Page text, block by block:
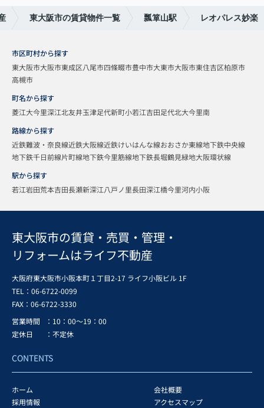
東大阪市の賃貸物件一覧 瓢箪山駅 レオパレス妙楽
市区町村から探す
東大阪市大阪市東成区八尾市四條畷市豊中市大東市大阪市東住吉区柏原市
高槻市
町名から探す
菱江大今里深江北友井玉津足代新町小若江吉田足代北大今里南
路線から探す
近鉄難波・奈良線近鉄大阪線近鉄けいはんな線おおさか東線地下鉄中央線
地下鉄千日前線片町線地下鉄今里筋線地下鉄長堀鶴見緑地大阪環状線
駅から探す
若江岩田荒本吉田長瀬新深江八戸ノ里長田深江橋今里河内小阪
東大阪市の賃貸・売買・管理・
リフォームはライフ不動産
大阪府東大阪市小阪本町１丁目2-17 ライフ小阪ビル 1F
TEL：06-6722-0099
FAX： 06-6722-3330
営業時間
：10：00～19：00
定休日
：不定休
CONTENTS
ホーム
会社概要
採用情報
アクセスマップ